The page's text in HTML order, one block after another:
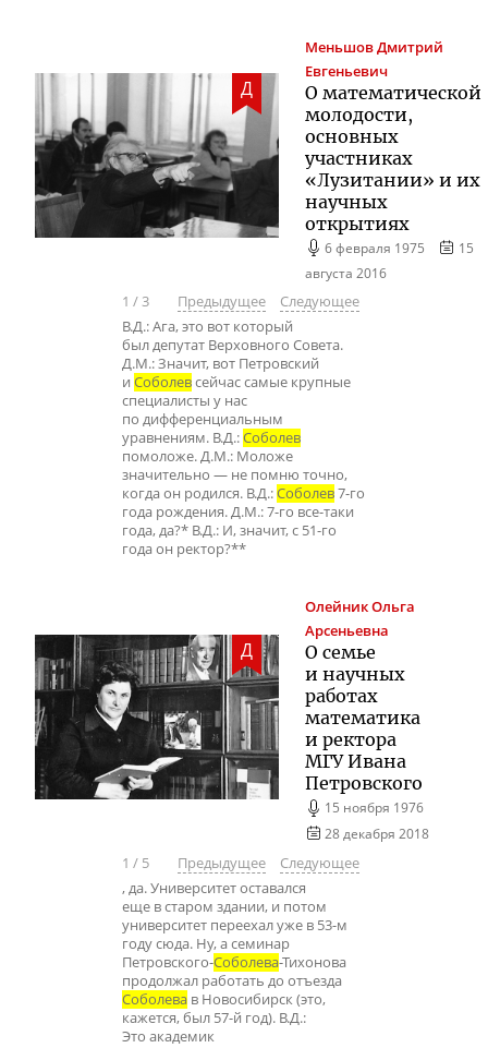
Д
МеньшовДмитрий
Евгеньевич
О математической
молодости,
основных
участниках
«Лузитании» и их
научных
открытиях
6 февраля 1975
15
августа 2016
1 /3 Предыдущее
Следующее
В.Д.: Ага, это вот который
был депутат Верховного Совета.
Д.М.: Значит, вот Петровский
и Соболевсейчас самые крупные
специалисты у нас
по дифференциальным
уравнениям. В.Д.:Соболев
помоложе. Д.М.: Моложе
значительно — не помню точно,
когда он родился. В.Д.:Соболев7-го
года рождения. Д.М.: 7-го все-таки
года, да?* В.Д.: И, значит, с 51-го
года он ректор?**
Д
ОлейникОльга
Арсеньевна
О семье
и научных
работах
математика
и ректора
МГУ Ивана
Петровского
15 ноября 1976
28 декабря 2018
1 / 5 Предыдущее
Следующее
, да. Университет оставался
еще в старом здании, и потом
университет переехал уже в 53-м
году сюда. Ну, а семинар
Петровского-Соболева-Тихонова
продолжал работать до отъезда
Соболева в Новосибирск (это,
кажется, был 57-й год). В.Д.:
Это академик